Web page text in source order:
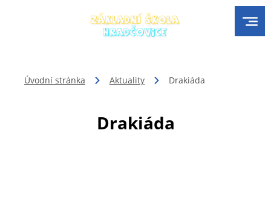
Úvodní stránka Aktuality Drakiáda
Drakiáda